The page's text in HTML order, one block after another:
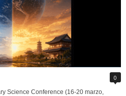
0
Science Conference (16-20 marzo,